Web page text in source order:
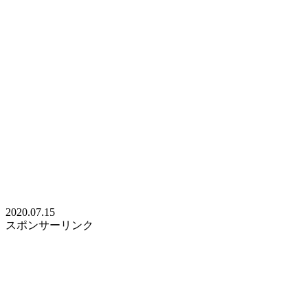
2020.07.15
スポンサーリンク